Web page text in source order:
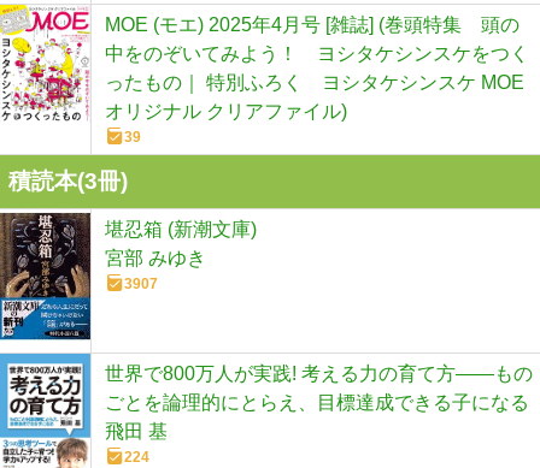
MOE (モエ) 2025年4月号 [雑誌] (巻頭特集 頭の
中をのぞいてみよう！ ヨシタケシンスケをつく
ったもの｜ 特別ふろく ヨシタケシンスケ MOE
オリジナル クリアファイル)
39
積読本(3冊)
堪忍箱 (新潮文庫)
宮部 みゆき
3907
世界で800万人が実践! 考える力の育て方――もの
ごとを論理的にとらえ、目標達成できる子になる
飛田 基
224